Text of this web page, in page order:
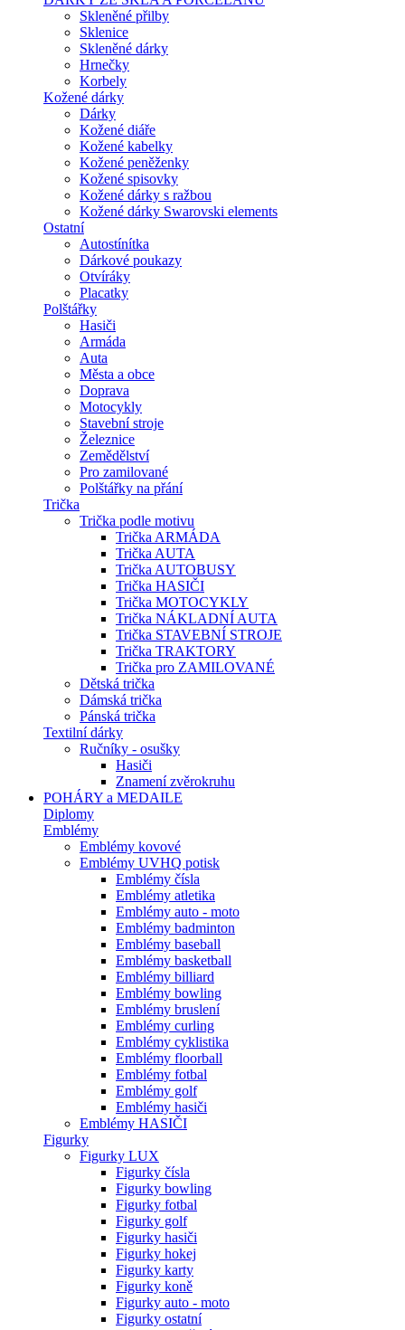
Skleněné přilby
Sklenice
Skleněné dárky
Hrnečky
Korbely
Kožené dárky
Dárky
Kožené diáře
Kožené kabelky
Kožené peněženky
Kožené spisovky
Kožené dárky s ražbou
Kožené dárky Swarovski elements
Ostatní
Autostínítka
Dárkové poukazy
Otvíráky
Placatky
Polštářky
Hasiči
Armáda
Auta
Města a obce
Doprava
Motocykly
Stavební stroje
Železnice
Zemědělství
Pro zamilované
Polštářky na přání
Trička
Trička podle motivu
Trička ARMÁDA
Trička AUTA
Trička AUTOBUSY
Trička HASIČI
Trička MOTOCYKLY
Trička NÁKLADNÍ AUTA
Trička STAVEBNÍ STROJE
Trička TRAKTORY
Trička pro ZAMILOVANÉ
Dětská trička
Dámská trička
Pánská trička
Textilní dárky
Ručníky - osušky
Hasiči
Znamení zvěrokruhu
POHÁRY a MEDAILE
Diplomy
Emblémy
Emblémy kovové
Emblémy UVHQ potisk
Emblémy čísla
Emblémy atletika
Emblémy auto - moto
Emblémy badminton
Emblémy baseball
Emblémy basketball
Emblémy billiard
Emblémy bowling
Emblémy bruslení
Emblémy curling
Emblémy cyklistika
Emblémy floorball
Emblémy fotbal
Emblémy golf
Emblémy hasiči
Emblémy HASIČI
Figurky
Figurky LUX
Figurky čísla
Figurky bowling
Figurky fotbal
Figurky golf
Figurky hasiči
Figurky hokej
Figurky karty
Figurky koně
Figurky auto - moto
Figurky ostatní